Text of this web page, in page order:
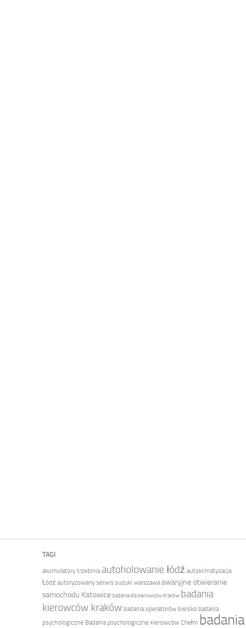
TAGI
akumulatory trzebinia autoholowanie łódź autoklimatyzacja
Łódź autoryzowany serwis suzuki warszawa awaryjne otwieranie
samochodu Katowice badania dla kierowców Kraków badania
kierowców kraków badania operatorów bielsko badania
psychologiczne Badania psychologiczne kierowców Chełm badania